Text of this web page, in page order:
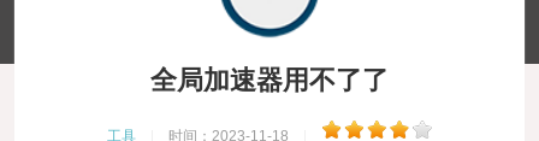
全局加速器用不了了
工具 时间：2023-11-18